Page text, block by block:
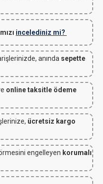
incelediniz mi?
anında sepette
online taksitle ödeme
ücretsiz kargo
engelleyen korumalı